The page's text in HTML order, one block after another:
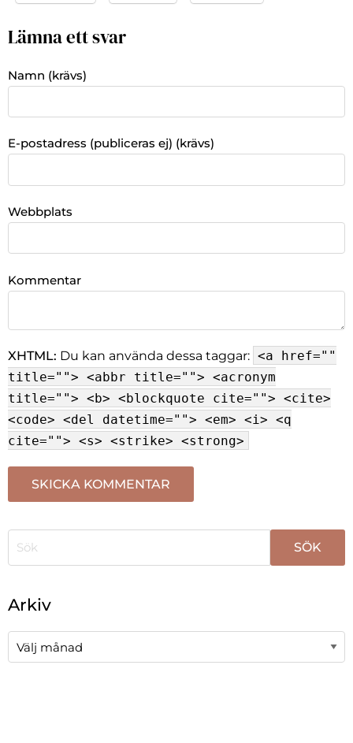
Lämna ett svar
Namn (krävs)
E-postadress (publiceras ej) (krävs)
Webbplats
Kommentar
XHTML: Du kan använda dessa taggar: <a href=""
title=""> <abbr title=""> <acronym
title=""> <b> <blockquote cite=""> <cite>
<code> <del datetime=""> <em> <i> <q
cite=""> <s> <strike> <strong>
Arkiv